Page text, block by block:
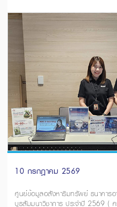
10 กรกฎาคม 2569
ศูนย์ข้อมูลอสังหาริมทรัพย์ ธนาคารอ
บูธสัมมนาวิชาการ ประจำปี 2569 (